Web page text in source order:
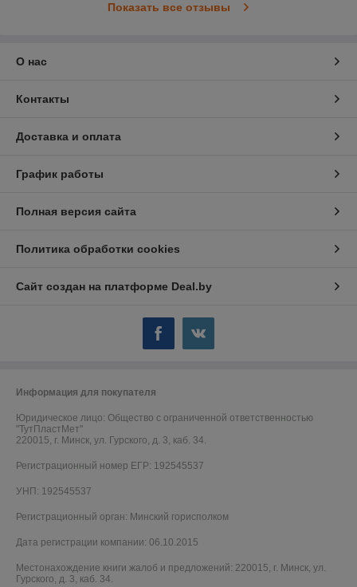
Показать все отзывы
О нас
Контакты
Доставка и оплата
График работы
Полная версия сайта
Политика обработки cookies
Сайт создан на платформе Deal.by
Информация для покупателя
Юридическое лицо: Общество с ограниченной ответственностью
"ТутПластМет"
220015, г. Минск, ул. Гурского, д. 3, каб. 34.
Регистрационный номер ЕГР: 192545537
УНП: 192545537
Регистрационный орган: Минский горисполком
Дата регистрации компании: 06.10.2015
Местонахождение книги жалоб и предложений: 220015, г. Минск, ул.
Гурского, д. 3, каб. 34.